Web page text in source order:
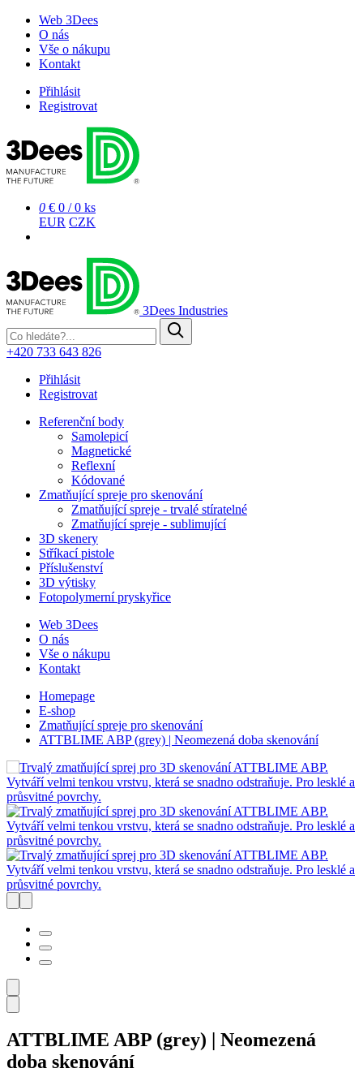
Web 3Dees
O nás
Vše o nákupu
Kontakt
Přihlásit
Registrovat
0 € 0 /0 ks
EUR CZK
3Dees Industries
+420 733 643 826
Přihlásit
Registrovat
Referenční body
Samolepicí
Magnetické
Reflexní
Kódované
Zmatňující spreje pro skenování
Zmatňující spreje - trvalé stíratelné
Zmatňující spreje - sublimující
3D skenery
Stříkací pistole
Příslušenství
3D výtisky
Fotopolymerní pryskyřice
Web 3Dees
O nás
Vše o nákupu
Kontakt
Homepage
E-shop
Zmatňující spreje pro skenování
ATTBLIME ABP (grey) | Neomezená doba skenování
ATTBLIME ABP (grey) | Neomezená
doba skenování